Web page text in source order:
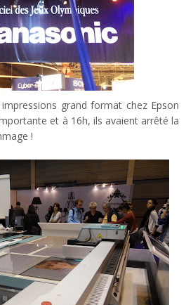
grand format chez Epson
et à 16h, ils avaient arrêté la
!